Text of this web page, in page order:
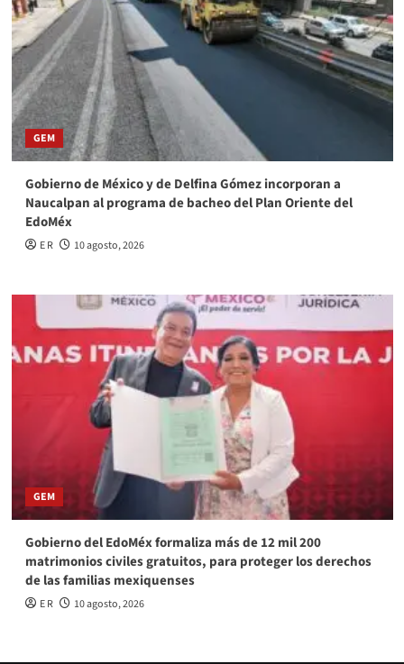
GEM
Gobierno de México y de Delfina Gómez incorporan a
Naucalpan al programa de bacheo del Plan Oriente del
EdoMéx
E R 10 agosto, 2026
GEM
Gobierno del EdoMéx formaliza más de 12 mil 200
matrimonios civiles gratuitos, para proteger los derechos
de las familias mexiquenses
E R 10 agosto, 2026